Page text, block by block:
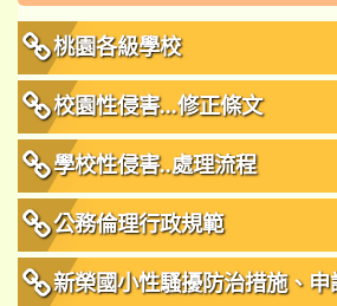
桃園各級學校
校園性侵害...修正條文
學校性侵害..處理流程
公務倫理行政規範
新榮國小性騷擾防治措施、申